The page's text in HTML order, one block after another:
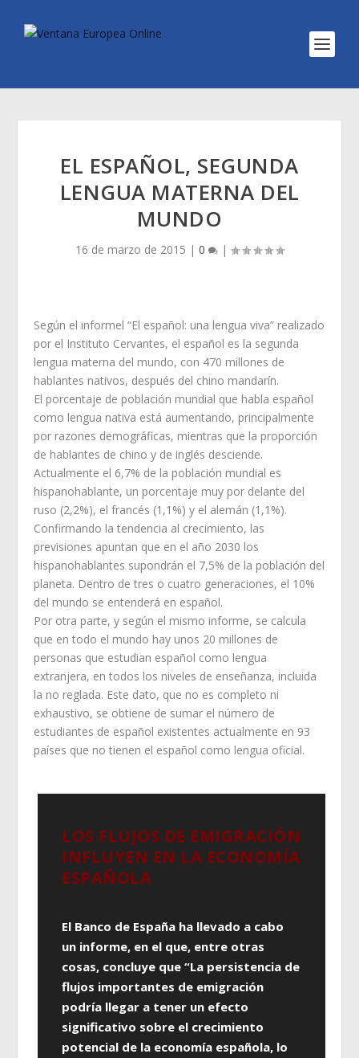
EL ESPAÑOL, SEGUNDA
LENGUA MATERNA DEL
MUNDO
16 de marzo de 2015 | 0 |
Según el informel “El español: una lengua viva” realizado
por el Instituto Cervantes, el español es la segunda
lengua materna del mundo, con 470 millones de
hablantes nativos, después del chino mandarín.
El porcentaje de población mundial que habla español
como lengua nativa está aumentando, principalmente
por razones demográficas, mientras que la proporción
de hablantes de chino y de inglés desciende.
Actualmente el 6,7% de la población mundial es
hispanohablante, un porcentaje muy por delante del
ruso (2,2%), el francés (1,1%) y el alemán (1,1%).
Confirmando la tendencia al crecimiento, las
previsiones apuntan que en el año 2030 los
hispanohablantes supondrán el 7,5% de la población del
planeta. Dentro de tres o cuatro generaciones, el 10%
del mundo se entenderá en español.
Por otra parte, y según el mismo informe, se calcula
que en todo el mundo hay unos 20 millones de
personas que estudian español como lengua
extranjera, en todos los niveles de enseñanza, incluida
la no reglada. Este dato, que no es completo ni
exhaustivo, se obtiene de sumar el número de
estudiantes de español existentes actualmente en 93
países que no tienen el español como lengua oficial.
LOS FLUJOS DE EMIGRACIÓN
INFLUYEN EN LA ECONOMÍA
ESPAÑOLA
El Banco de España ha llevado a cabo
un informe, en el que, entre otras
cosas, concluye que “La persistencia de
flujos importantes de emigración
podría llegar a tener un efecto
significativo sobre el crecimiento
potencial de la economía española, lo